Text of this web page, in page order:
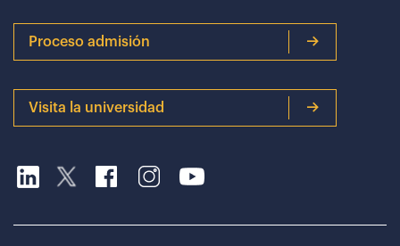
Proceso admisión
Visita la universidad